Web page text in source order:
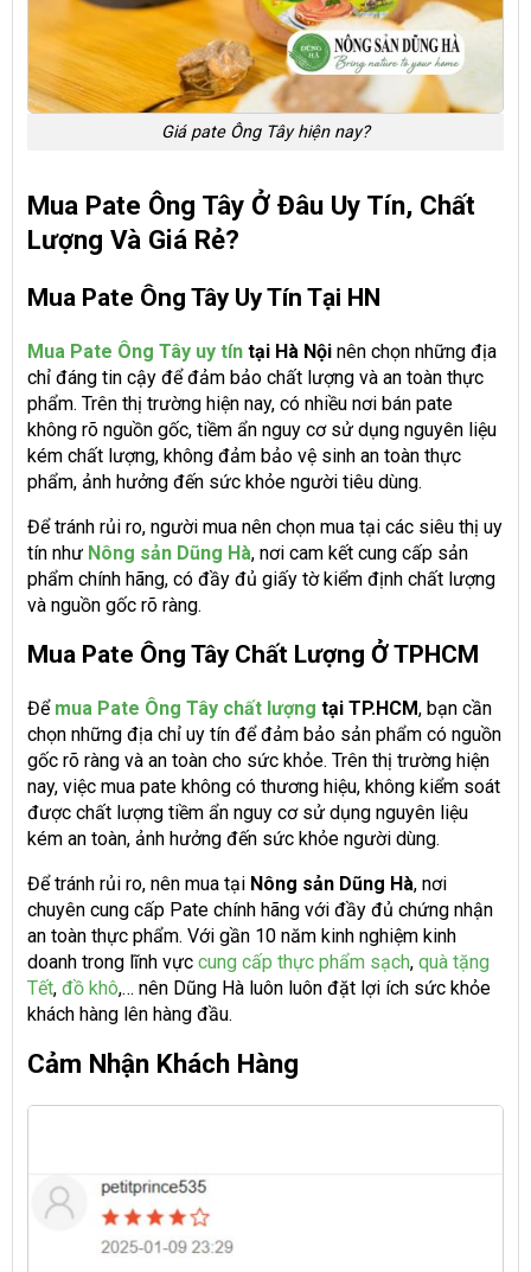
Giá pate Ông Tây hiện nay?
Mua Pate Ông Tây Ở Đâu Uy Tín, Chất
Lượng Và Giá Rẻ?
Mua Pate Ông Tây Uy Tín Tại HN
Mua Pate Ông Tây uy tín tại Hà Nội nên chọn những địa
chỉ đáng tin cậy để đảm bảo chất lượng và an toàn thực
phẩm. Trên thị trường hiện nay, có nhiều nơi bán pate
không rõ nguồn gốc, tiềm ẩn nguy cơ sử dụng nguyên liệu
kém chất lượng, không đảm bảo vệ sinh an toàn thực
phẩm, ảnh hưởng đến sức khỏe người tiêu dùng.
Để tránh rủi ro, người mua nên chọn mua tại các siêu thị uy
tín như Nông sản Dũng Hà, nơi cam kết cung cấp sản
phẩm chính hãng, có đầy đủ giấy tờ kiểm định chất lượng
và nguồn gốc rõ ràng.
Mua Pate Ông Tây Chất Lượng Ở TPHCM
Để mua Pate Ông Tây chất lượng tại TP.HCM, bạn cần
chọn những địa chỉ uy tín để đảm bảo sản phẩm có nguồn
gốc rõ ràng và an toàn cho sức khỏe. Trên thị trường hiện
nay, việc mua pate không có thương hiệu, không kiểm soát
được chất lượng tiềm ẩn nguy cơ sử dụng nguyên liệu
kém an toàn, ảnh hưởng đến sức khỏe người dùng.
Để tránh rủi ro, nên mua tại Nông sản Dũng Hà, nơi
chuyên cung cấp Pate chính hãng với đầy đủ chứng nhận
an toàn thực phẩm. Với gần 10 năm kinh nghiệm kinh
doanh trong lĩnh vực cung cấp thực phẩm sạch, quà tặng
Tết, đồ khô,… nên Dũng Hà luôn luôn đặt lợi ích sức khỏe
khách hàng lên hàng đầu.
Cảm Nhận Khách Hàng